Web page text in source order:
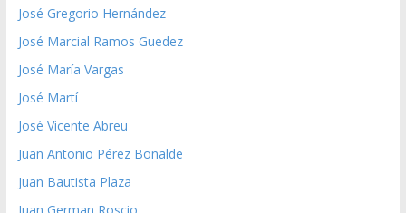
José Gregorio Hernández
José Marcial Ramos Guedez
José María Vargas
José Martí
José Vicente Abreu
Juan Antonio Pérez Bonalde
Juan Bautista Plaza